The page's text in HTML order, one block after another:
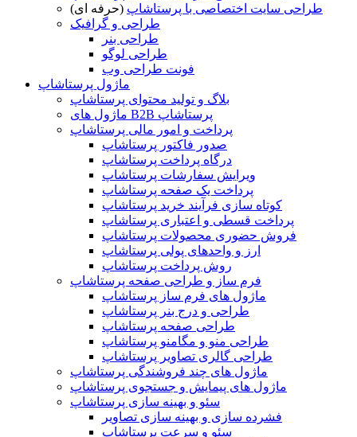
طراحی سایت اختصاصی با پرستاشاپ (حرفه ای)
طراحی و گرافیک
طراحی بنر
طراحی لوگو
فونت طراحی وب
ماژول پرستاشاپ
بلاگ و تولید محتوای پرستاشاپ
ماژول های B2B پرستاشاپ
پرداخت و امور مالی پرستاشاپ
صدور فاکتور پرستاشاپ
درگاه پرداخت پرستاشاپ
ویرایش سفارشات پرستاشاپ
پرداخت یک صفحه پرستاشاپ
کوتاه سازی فرآیند خرید پرستاشاپ
پرداخت قسطی و اعتباری پرستاشاپ
فروش حضوری محصولات پرستاشاپ
ارز و واحدهای پولی پرستاشاپ
روش پرداخت پرستاشاپ
فرم ساز و طراحی صفحه پرستاشاپ
ماژول های فرم ساز پرستاشاپ
طراحی و درج بنر پرستاشاپ
طراحی صفحه پرستاشاپ
طراحی منو و مگامنو پرستاشاپ
طراحی گالری تصاویر پرستاشاپ
ماژول های چند فروشندگی پرستاشاپ
ماژول های پیمایش و جستجوی پرستاشاپ
سئو و بهینه سازی پرستاشاپ
فشرده سازی و بهینه سازی تصاویر
سئو و سرعت پرستاشاپ